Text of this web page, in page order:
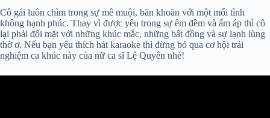
Cô gái luôn chìm trong sự mê muội, băn khoăn với một mối tình
không hạnh phúc. Thay vì được yêu trong sự êm đềm và ấm áp thì cô
lại phải đối mặt với những khúc mắc, những bất đồng và sự lạnh lùng
thờ ơ. Nếu bạn yêu thích hát karaoke thì đừng bỏ qua cơ hội trải
nghiệm ca khúc này của nữ ca sĩ Lệ Quyên nhé!